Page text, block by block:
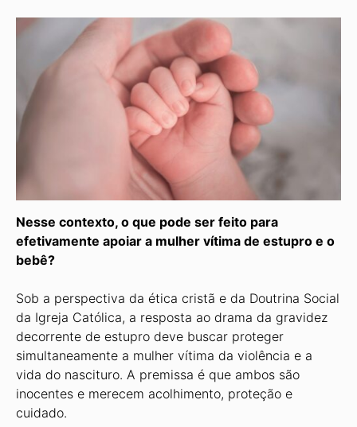
Nesse contexto, o que pode ser feito para
efetivamente apoiar a mulher vítima de estupro e o
bebê?
Sob a perspectiva da ética cristã e da Doutrina Social
da Igreja Católica, a resposta ao drama da gravidez
decorrente de estupro deve buscar proteger
simultaneamente a mulher vítima da violência e a
vida do nascituro. A premissa é que ambos são
inocentes e merecem acolhimento, proteção e
cuidado.